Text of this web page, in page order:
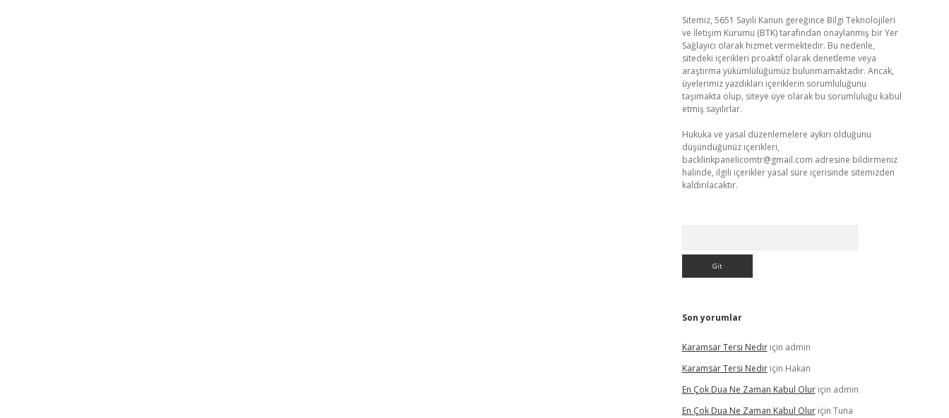
Sitemiz, 5651 Sayılı Kanun gereğince Bilgi Teknolojileri
ve İletişim Kurumu (BTK) tarafından onaylanmış bir Yer
Sağlayıcı olarak hizmet vermektedir. Bu nedenle,
sitedeki içerikleri proaktif olarak denetleme veya
araştırma yükümlülüğümüz bulunmamaktadır. Ancak,
üyelerimiz yazdıkları içeriklerin sorumluluğunu
taşımakta olup, siteye üye olarak bu sorumluluğu kabul
etmiş sayılırlar.
Hukuka ve yasal düzenlemelere aykırı olduğunu
düşündüğünüz içerikleri,
backlinkpanelicomtr@gmail.com adresine bildirmeniz
halinde, ilgili içerikler yasal süre içerisinde sitemizden
kaldırılacaktır.
Son yorumlar
Karamsar Tersi Nediriçin admin
Karamsar Tersi Nediriçin Hakan
En Çok Dua Ne Zaman Kabul Oluriçin admin
En Çok Dua Ne Zaman Kabul Oluriçin Tuna